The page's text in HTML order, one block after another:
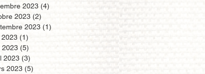
2023 (4)
2023 (2)
2023 (1)
2023 (1)
2023 (5)
2023 (3)
2023 (5)